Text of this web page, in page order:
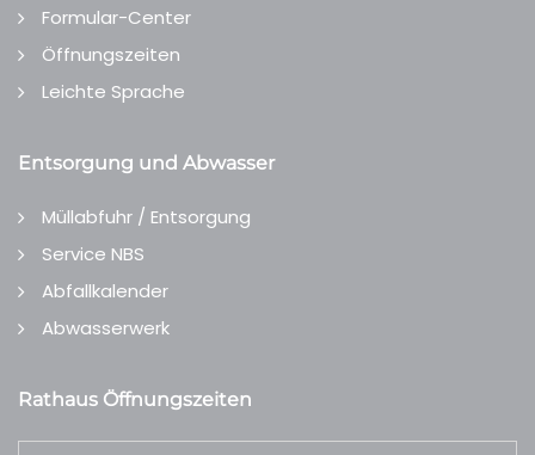
Formular-Center
Öffnungszeiten
Leichte Sprache
Entsorgung und Abwasser
Müllabfuhr / Entsorgung
Service NBS
Abfallkalender
Abwasserwerk
Rathaus Öffnungszeiten